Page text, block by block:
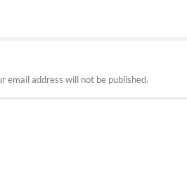
email address will not be published.